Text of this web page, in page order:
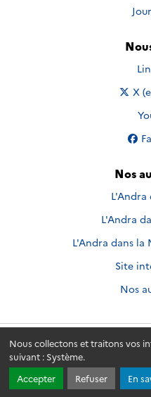
Nous collectons et traitons vos
suivant : Système.
Accepter
Refuser En
X
Nos
L'Andra
L'Andra
L'Andra dans la
Site
Nos
Andra.fr © 2026 -